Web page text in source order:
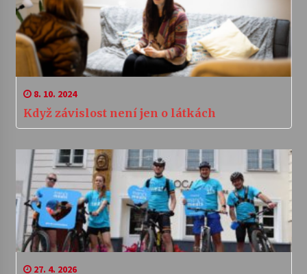
8. 10. 2024
Když závislost není jen o látkách
27. 4. 2026